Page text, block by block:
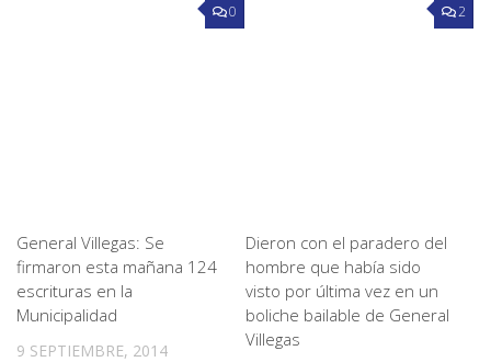
0
General Villegas: Se
firmaron esta mañana 124
escrituras en la
Municipalidad
9 SEPTIEMBRE, 2014
2
Dieron con el paradero del
hombre que había sido
visto por última vez en un
boliche bailable de General
Villegas